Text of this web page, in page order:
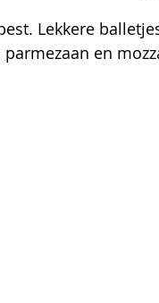
Lekkere
en